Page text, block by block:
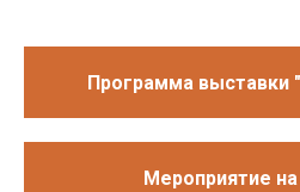
Программа выставки
Мероприятие